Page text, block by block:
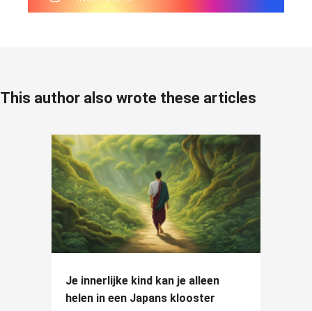
This author also wrote these articles
Je innerlijke kind kan je alleen
helen in een Japans klooster